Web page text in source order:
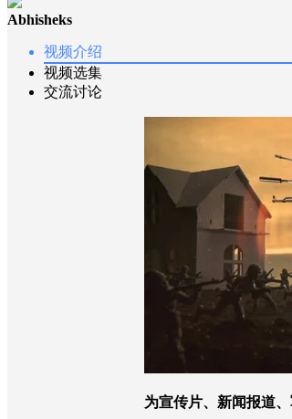
Abhisheks
视频介绍
视频选集
交流讨论
为宣传片、新闻报道